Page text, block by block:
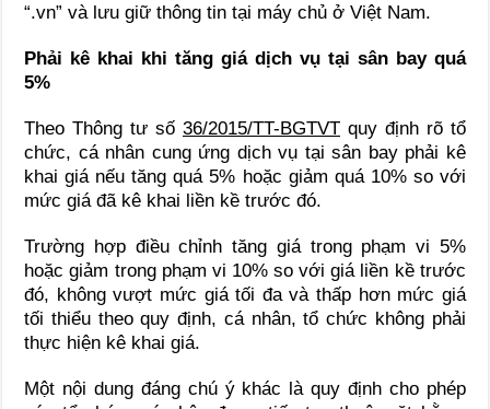
“.vn” và lưu giữ thông tin tại máy chủ ở Việt Nam.
Phải kê khai khi tăng giá dịch vụ tại sân bay quá
5%
Theo Thông tư số 36/2015/TT-BGTVT quy định rõ tổ
chức, cá nhân cung ứng dịch vụ tại sân bay phải kê
khai giá nếu tăng quá 5% hoặc giảm quá 10% so với
mức giá đã kê khai liền kề trước đó.
Trường hợp điều chỉnh tăng giá trong phạm vi 5%
hoặc giảm trong phạm vi 10% so với giá liền kề trước
đó, không vượt mức giá tối đa và thấp hơn mức giá
tối thiểu theo quy định, cá nhân, tổ chức không phải
thực hiện kê khai giá.
Một nội dung đáng chú ý khác là quy định cho phép